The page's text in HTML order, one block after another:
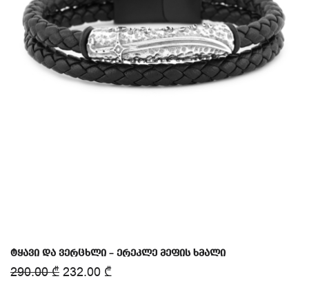
ტყავი და ვერცხლი – ერეკლე მეფის ხმალი
290.00₾ 232.00 ₾